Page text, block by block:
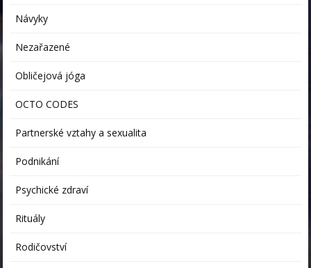
Návyky
Nezařazené
Obličejová jóga
OCTO CODES
Partnerské vztahy a sexualita
Podnikání
Psychické zdraví
Rituály
Rodičovství